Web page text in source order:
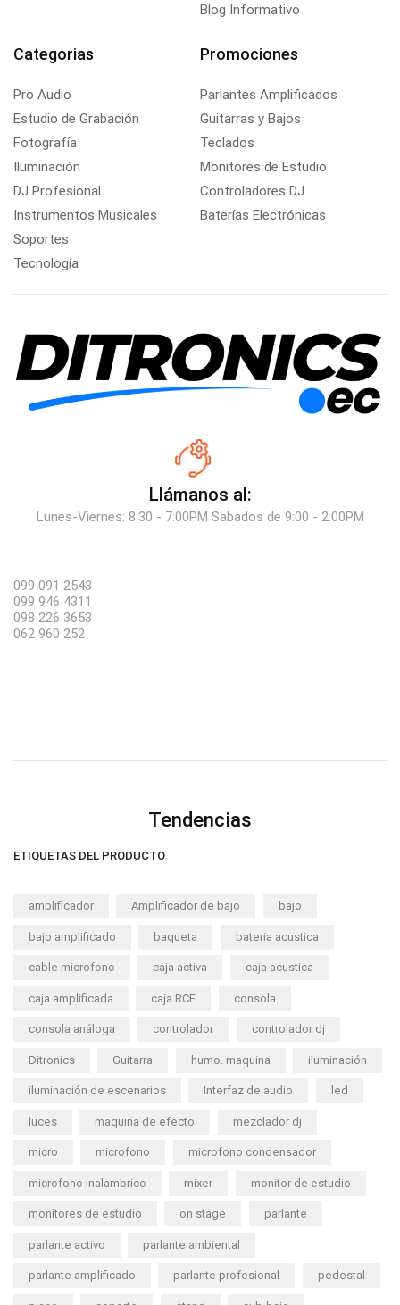
Blog Informativo
Categorias
Pro Audio
Estudio de Grabación
Fotografía
Iluminación
DJ Profesional
Instrumentos Musicales
Soportes
Tecnología
Promociones
Parlantes Amplificados
Guitarras y Bajos
Teclados
Monitores de Estudio
Controladores DJ
Baterías Electrónicas
Llámanos al:
Lunes-Viernes: 8:30 - 7:00PM Sabados de 9:00 - 2:00PM
099 091 2543
099 946 4311
098 226 3653
062 960 252
Tendencias
ETIQUETAS DEL PRODUCTO
amplificador Amplificador de bajo bajo
bajo amplificado baqueta bateria acustica
cable microfono caja activa caja acustica
caja amplificada caja RCF consola
consola análoga controlador controlador dj
Ditronics Guitarra humo. maquina iluminación
iluminación de escenarios Interfaz de audio led
luces maquina de efecto mezclador dj
micro microfono microfono condensador
microfono inalambrico mixer monitor de estudio
monitores de estudio on stage parlante
parlante activo parlante ambiental
parlante amplificado parlante profesional pedestal